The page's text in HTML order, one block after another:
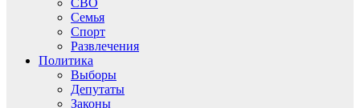
СВО
Семья
Спорт
Развлечения
Политика
Выборы
Депутаты
Законы